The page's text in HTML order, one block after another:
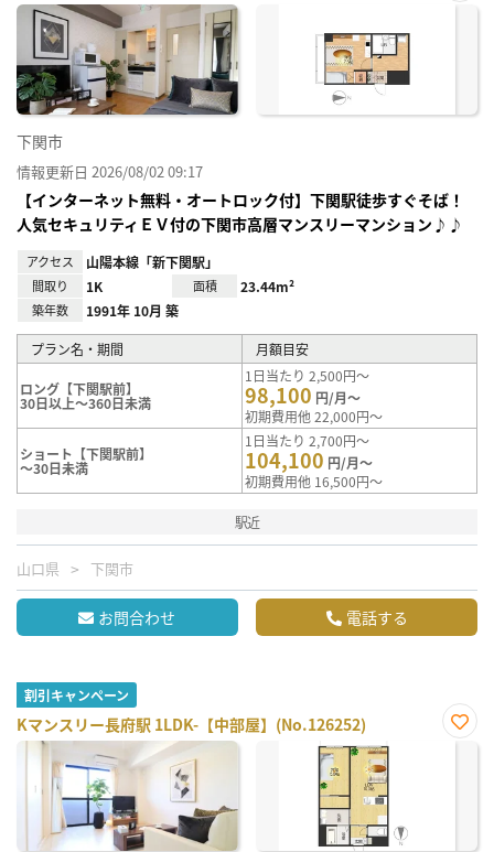
お気
下関市
情報更新日 2026/08/02 09:17
【インターネット無料・オートロック付】下関駅徒歩すぐそば！
人気セキュリティＥＶ付の下関市高層マンスリーマンション♪♪
アクセス 山陽本線「新下関駅」
間取り 1K 面積 23.44m²
築年数 1991年 10月 築
プラン名・期間 月額目安
ロング【下関駅前】
30日以上～360日未満
1日当たり 2,500円～
98,100 円/月～
初期費用他 22,000円～
ショート【下関駅前】
～30日未満
1日当たり 2,700円～
104,100 円/月～
初期費用他 16,500円～
駅近
山口県 下関市
お問合わせ 電話する
割引キャンペーン
Kマンスリー長府駅 1LDK-【中部屋】(No.126252)
お気